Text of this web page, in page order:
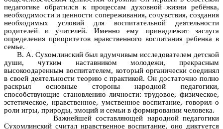
педагогике обратился к процессам духовной жизни ребёнка,
необходимости и ценности сопереживания, сочувствия, создания
необходимых условий для воспитательной деятельности
родителей и учителей. Именно ему принадлежит заслуга
определения приоритетов нравственного воспитания ребенка в
семье.
В. А. Сухомлинский был вдумчивым исследователем детской
души, чутким наставником молодежи, прекрасным
высокоодаренным воспитателем, который органически соединял
в своей деятельности теорию с практикой. Он достаточно полно
раскрыл основные стороны народной педагогики,
способствующие становлению личности: трудовое, физическое,
эстетическое, нравственное, умственное воспитание, говорил о
роли игры, природы, эмоций и семьи в формировании человека.
Важнейшей составляющей народной педагогики
Сухомлинский считал нравственное воспитание, оно диктуется